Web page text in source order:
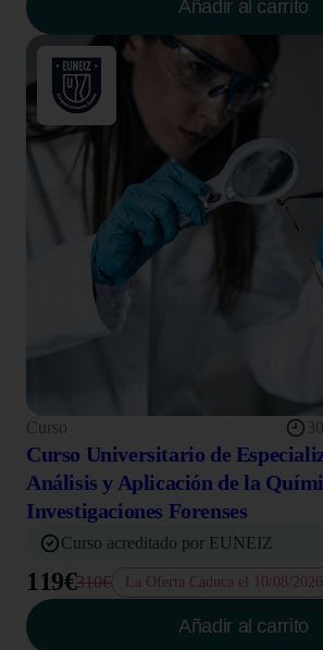
Añadir al carrito
Curso
Curso Universitario de
Análisis y Aplicación de la
Investigaciones Forenses
Curso acreditado por EUNEIZ
119€310€ La Oferta Caduca el 10/08/2026
Añadir al carrito